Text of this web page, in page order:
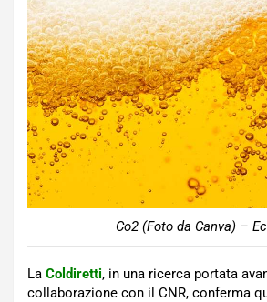
Co2 (Foto da Canva) –
La Coldiretti, in una ricerca portata
collaborazione con il CNR, conferma